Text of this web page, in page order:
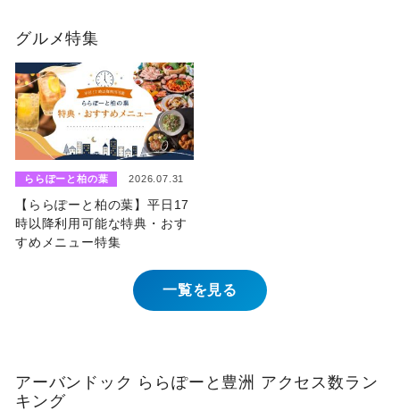
グルメ特集
ららぽーと柏の葉 2026.07.31
【ららぽーと柏の葉】平日17
時以降利用可能な特典・おす
すめメニュー特集
一覧を見る
アーバンドック ららぽーと豊洲 アクセス数ラン
キング